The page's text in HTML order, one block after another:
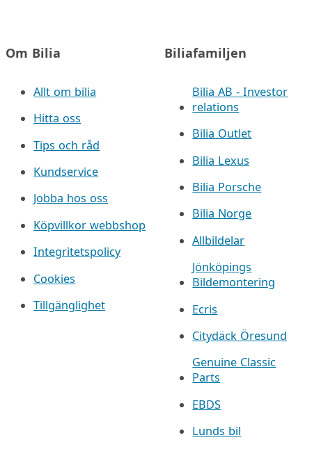
Om Bilia
Allt om bilia
Hitta oss
Tips och råd
Kundservice
Jobba hos oss
Köpvillkor webbshop
Integritetspolicy
Cookies
Tillgänglighet
Biliafamiljen
Bilia AB - Investor
relations
Bilia Outlet
Bilia Lexus
Bilia Porsche
Bilia Norge
Allbildelar
Jönköpings
Bildemontering
Ecris
Citydäck Öresund
Genuine Classic
Parts
EBDS
Lunds bil